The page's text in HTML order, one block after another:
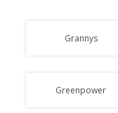
Grannys
Greenpower